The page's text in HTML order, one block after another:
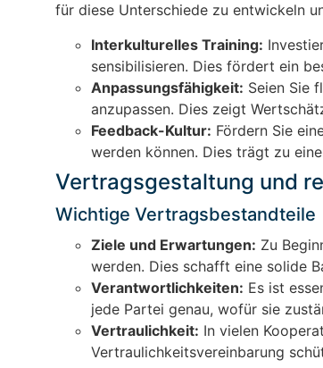
für diese Unterschiede zu entwickeln
Interkulturelles Training:
sensibilisieren. Dies fördert ein
Anpassungsfähigkeit: Seien Sie
anzupassen. Dies zeigt
Feedback-Kultur: Fördern Sie
werden können. Dies trägt zu
Vertragsgestaltung und
Wichtige Vertragsbestandteile
Ziele und Erwartungen: Zu
werden. Dies schafft eine solide
Verantwortlichkeiten: Es ist
jede Partei genau, wofür sie
Vertraulichkeit: In vielen
Vertraulichkeitsvereinbarung